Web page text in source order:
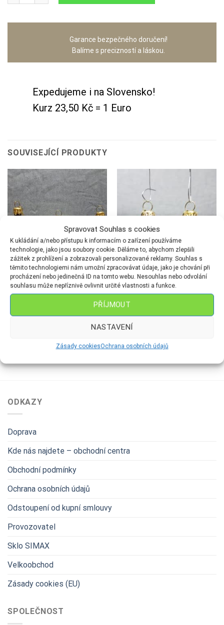
Spravovat Souhlas s cookies
K ukládání a/nebo přístupu k informacím o zařízení používáme
technologie, jako jsou soubory cookie. Děláme to, abychom zlepšili
zážitek z prohlížení a zobrazovali personalizované reklamy. Souhlas s
těmito technologiemi nám umožní zpracovávat údaje, jako je chování při
procházení nebo jedinečná ID na tomto webu. Nesouhlas nebo odvolání
souhlasu může nepříznivě ovlivnit určité vlastnosti a funkce.
PŘÍJMOUT
NASTAVENÍ
Zásady cookiesOchrana osobních údajů
Garance bezpečného doručení!
Balíme s precizností a láskou.
Expedujeme i na Slovensko!
Kurz 23,50 Kč = 1 Euro
SOUVISEJÍCÍ PRODUKTY
FIGURKY
169Kč
FIGURKY
Žalud – malý
109Kč
ODKAZY
Doprava
Kde nás najdete – obchodní centra
Obchodní podmínky
Ochrana osobních údajů
Odstoupení od kupní smlouvy
Provozovatel
Sklo SIMAX
Velkoobchod
Zásady cookies (EU)
SPOLEČNOST